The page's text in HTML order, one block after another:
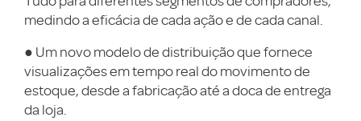
medindo a eficácia de cada ação e de cada canal.
● Um novo modelo de distribuição que fornece
visualizações em tempo real do movimento de
estoque, desde a fabricação até a doca de entrega
da loja.